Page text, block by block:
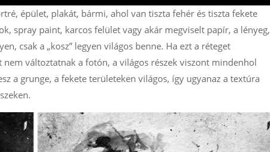
épület, plakát, bármi, ahol van tiszta fehér és tiszta fekete
spray paint, karcos felület vagy akár megviselt papír, a lényeg,
csak a „kosz” legyen világos benne. Ha ezt a réteget
változtatnak a fotón, a világos részek viszont mindenhol
a grunge, a fekete területeken világos, így ugyanaz a textúra